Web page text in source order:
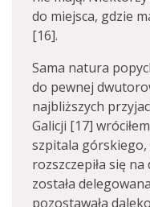
do miejsca, gdzie
[16].
Sama natura
do pewnej
najbliższych
Galicji [17]
szpitala
rozszczepiła się na
została
pozostawała